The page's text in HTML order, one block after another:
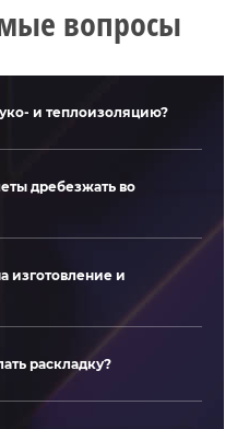
вопросы
и теплоизоляцию?
дребезжать во
изготовление и
раскладку?